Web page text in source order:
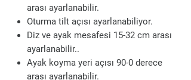
arası ayarlanabilir.
Oturma tilt açısı ayarlanabiliyor.
Diz ve ayak mesafesi 15-32 cm arası
ayarlanabilir..
Ayak koyma yeri açısı 90-0 derece
arası ayarlanabilir.